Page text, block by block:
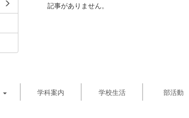
記事がありません。
学科案内 学校生活 部活動